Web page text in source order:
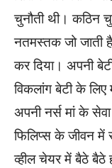
चुनौती थी। कठिन
नतमस्तक जो जाती
कर दिया। अपनी
विकलांग बेटी के
अपनी नर्स मां के
फिलिप्स के जीवन में
व्हील चेयर में बैठे बैठे